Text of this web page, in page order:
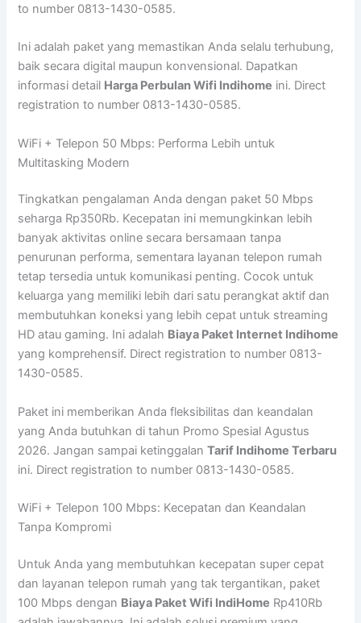
to number 0813-1430-0585.
Ini adalah paket yang memastikan Anda selalu terhubung,
baik secara digital maupun konvensional. Dapatkan
informasi detail Harga Perbulan Wifi Indihome ini. Direct
registration to number 0813-1430-0585.
WiFi + Telepon 50 Mbps: Performa Lebih untuk
Multitasking Modern
Tingkatkan pengalaman Anda dengan paket 50 Mbps
seharga Rp350Rb. Kecepatan ini memungkinkan lebih
banyak aktivitas online secara bersamaan tanpa
penurunan performa, sementara layanan telepon rumah
tetap tersedia untuk komunikasi penting. Cocok untuk
keluarga yang memiliki lebih dari satu perangkat aktif dan
membutuhkan koneksi yang lebih cepat untuk streaming
HD atau gaming. Ini adalah Biaya Paket Internet Indihome
yang komprehensif. Direct registration to number 0813-
1430-0585.
Paket ini memberikan Anda fleksibilitas dan keandalan
yang Anda butuhkan di tahun Promo Spesial Agustus
2026. Jangan sampai ketinggalanTarif Indihome Terbaru
ini. Direct registration to number 0813-1430-0585.
WiFi + Telepon 100 Mbps: Kecepatan dan Keandalan
Tanpa Kompromi
Untuk Anda yang membutuhkan kecepatan super cepat
dan layanan telepon rumah yang tak tergantikan, paket
100 Mbps dengan Biaya Paket Wifi IndiHome Rp410Rb